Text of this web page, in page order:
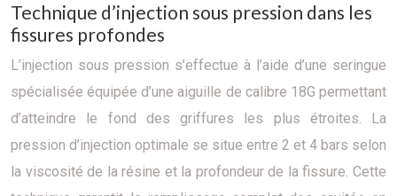
Technique d’injection sous pression dans les
fissures profondes
L’injection sous pression s’effectue à l’aide d’une seringue
spécialisée équipée d’une aiguille de calibre 18G permettant
d’atteindre le fond des griffures les plus étroites. La
pression d’injection optimale se situe entre 2 et 4 bars selon
la viscosité de la résine et la profondeur de la fissure. Cette